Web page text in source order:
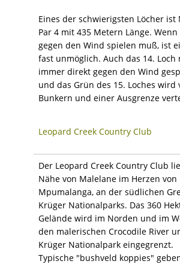
Eines der schwierigsten Löcher ist
Par 4 mit 435 Metern Länge. Wenn
gegen den Wind spielen muß, ist
fast unmöglich. Auch das 14. Loch
immer direkt gegen den Wind
und das Grün des 15. Loches wird
Bunkern und einer Ausgrenze
Leopard Creek Country Club
Der Leopard Creek Country Club
Nähe von Malelane im Herzen von
Mpumalanga, an der südlichen
Krüger Nationalparks. Das 360
Gelände wird im Norden und im
den malerischen Crocodile River
Krüger Nationalpark eingegrenzt.
Typische "bushveld koppies"